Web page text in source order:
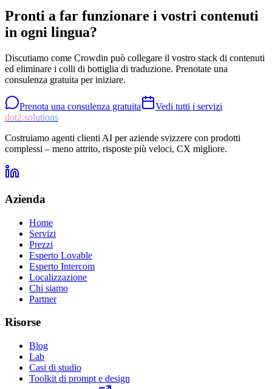
Pronti a far funzionare i vostri contenuti
in ogni lingua?
Discutiamo come Crowdin può collegare il vostro stack di contenuti
ed eliminare i colli di bottiglia di traduzione. Prenotate una
consulenza gratuita per iniziare.
Prenota una consulenza gratuita
Vedi tutti i servizi
dot2.solutions
Costruiamo agenti clienti AI per aziende svizzere con prodotti
complessi – meno attrito, risposte più veloci, CX migliore.
Azienda
Home
Servizi
Prezzi
Esperto Lovable
Esperto Intercom
Localizzazione
Chi siamo
Partner
Risorse
Blog
Lab
Casi di studio
Toolkit di prompt e design